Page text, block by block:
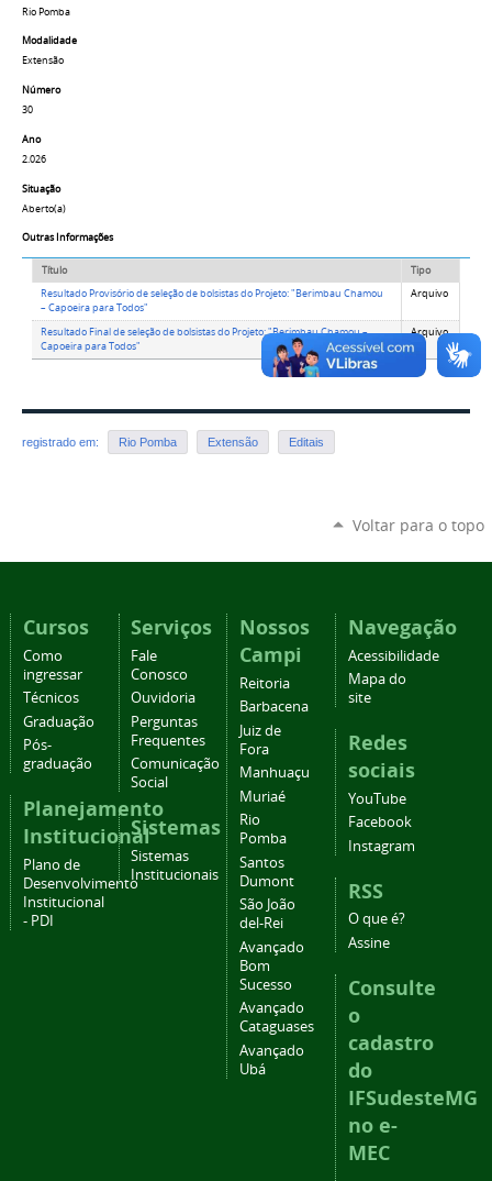
Rio Pomba
Modalidade
Extensão
Número
30
Ano
2.026
Situação
Aberto(a)
Outras Informações
Título
Tipo
Resultado Provisório de seleção de bolsistas do Projeto: "Berimbau Chamou
– Capoeira para Todos"
Arquivo
Resultado Final de seleção de bolsistas do Projeto: "Berimbau Chamou –
Capoeira para Todos"
Arquivo
registrado em: Rio Pomba Extensão Editais
Voltar para o topo
Cursos
Como
ingressar
Técnicos
Graduação
Pós-
graduação
Planejamento
Institucional
Plano de
Desenvolvimento
Institucional
- PDI
Serviços
Fale
Conosco
Ouvidoria
Perguntas
Frequentes
Comunicação
Social
Sistemas
Sistemas
Institucionais
Nossos
Campi
Reitoria
Barbacena
Juiz de
Fora
Manhuaçu
Muriaé
Rio
Pomba
Santos
Dumont
São João
del-Rei
Avançado
Bom
Sucesso
Avançado
Cataguases
Avançado
Ubá
Navegação
Acessibilidade
Mapa do
site
Redes
sociais
YouTube
Facebook
Instagram
RSS
O que é?
Assine
Consulte
o
cadastro
do
IFSudesteMG
no e-
MEC